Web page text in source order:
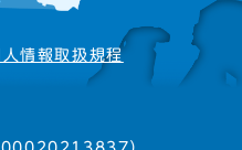
人情報取扱規程